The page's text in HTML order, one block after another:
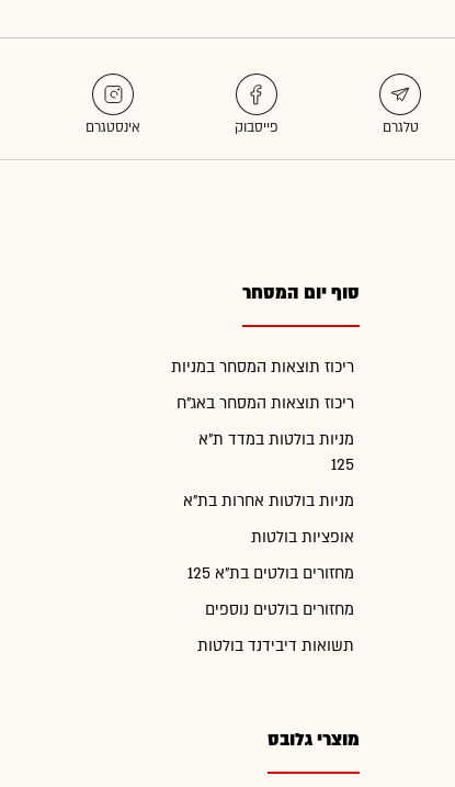
סוף יום המסחר
ריכוז תוצאות המסחר במניות
ריכוז תוצאות המסחר באג"ח
מניות בולטות במדד ת"א
125
מניות בולטות אחרות בת"א
אופציות בולטות
מחזורים בולטים בת"א 125
מחזורים בולטים נוספים
תשואות דיבידנד בולטות
מוצרי גלובס